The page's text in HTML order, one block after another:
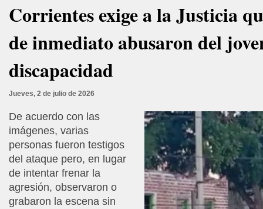
Corrientes exige a la Justicia
de inmediato abusaron del
discapacidad
Jueves, 2 de julio de 2026
De acuerdo con las
imágenes, varias
personas fueron testigos
del ataque pero, en lugar
de intentar frenar la
agresión, observaron o
grabaron la escena sin